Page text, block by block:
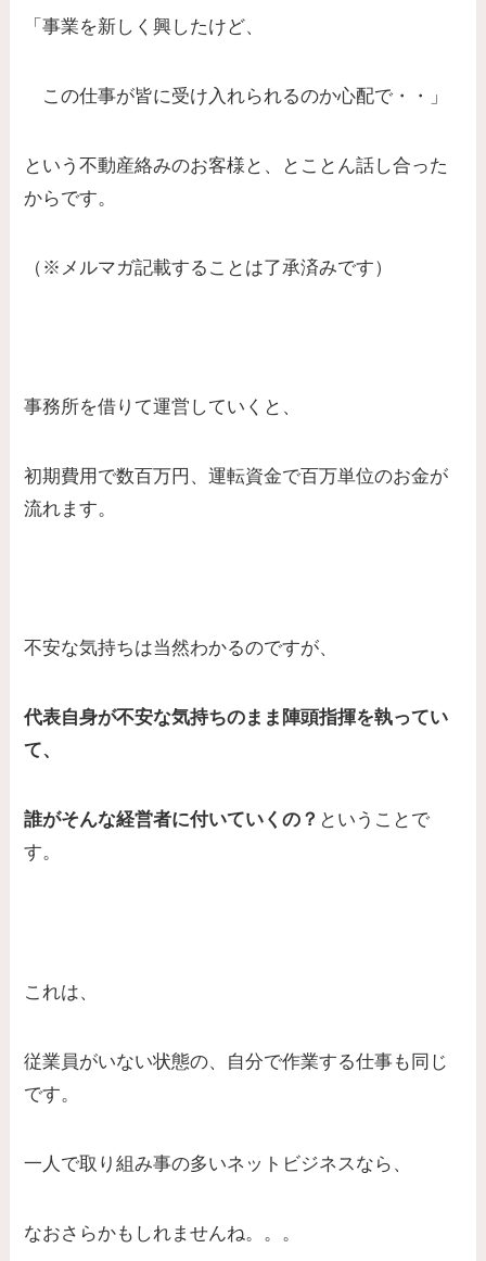
「事業を新しく興したけど、
この仕事が皆に受け入れられるのか心配で・・」
という不動産絡みのお客様と、とことん話し合った
からです。
（※メルマガ記載することは了承済みです）
事務所を借りて運営していくと、
初期費用で数百万円、運転資金で百万単位のお金が
流れます。
不安な気持ちは当然わかるのですが、
代表自身が不安な気持ちのまま陣頭指揮を執ってい
て、
誰がそんな経営者に付いていくの？ ということで
す。
これは、
従業員がいない状態の、自分で作業する仕事も同じ
です。
一人で取り組み事の多いネットビジネスなら、
なおさらかもしれませんね。。。